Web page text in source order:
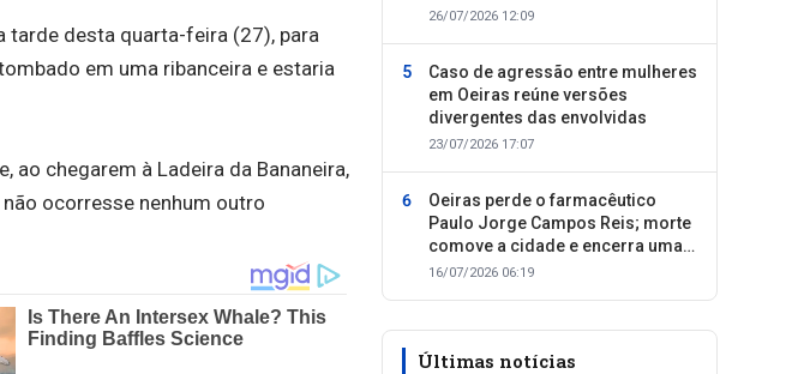
tarde desta quarta-feira (27), para
em uma ribanceira e estaria
chegarem à Ladeira da Bananeira,
ocorresse nenhum outro
26/07/2026 12:09
Caso de agressão entre mulheres
em Oeiras reúne versões
divergentes das envolvidas
23/07/2026 17:07
Oeiras perde o farmacêutico
Paulo Jorge Campos Reis; morte
comove a cidade e encerra uma
trajetória dedicada ao cuidado
16/07/2026 06:19
Últimas notícias